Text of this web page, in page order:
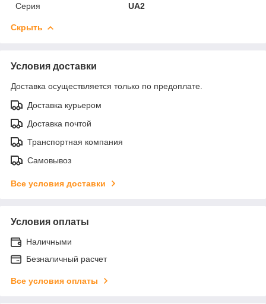
Серия
UA2
Скрыть
Условия доставки
Доставка осуществляется только по предоплате.
Доставка курьером
Доставка почтой
Транспортная компания
Самовывоз
Все условия доставки
Условия оплаты
Наличными
Безналичный расчет
Все условия оплаты